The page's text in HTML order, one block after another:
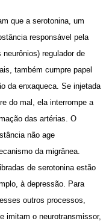
que a serotonina, um
responsável pela
regulador de
também cumpre papel
da enxaqueca. Se injetada
do mal, ela interrompe a
das artérias. O
não age
da migrânea.
de serotonina estão
à depressão. Para
outros processos,
imitam o neurotransmissor,